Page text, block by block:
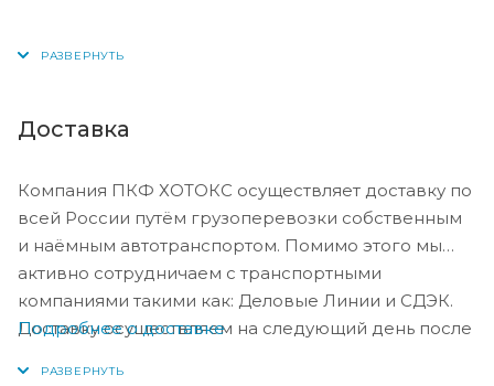
Доставка
Компания ПКФ ХОТОКС осуществляет доставку по
всей России путём грузоперевозки собственным
и наёмным автотранспортом. Помимо этого мы
активно сотрудничаем с транспортными
компаниями такими как: Деловые Линии и СДЭК.
Доставку осуществляем на следующий день после
Подробнее о доставке